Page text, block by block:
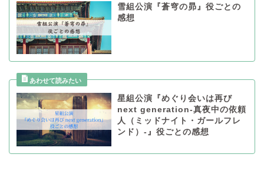
雪組公演『蒼穹の昴』役ごとの
感想
星組公演『めぐり会いは再び
next generation-真夜中の依頼
人（ミッドナイト・ガールフレ
ンド）-』役ごとの感想